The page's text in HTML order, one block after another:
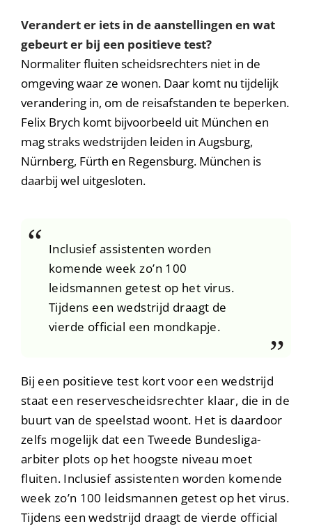
Verandert er iets in de aanstellingen en wat
gebeurt er bij een positieve test?
Normaliter fluiten scheidsrechters niet in de
omgeving waar ze wonen. Daar komt nu tijdelijk
verandering in, om de reisafstanden te beperken.
Felix Brych komt bijvoorbeeld uit München en
mag straks wedstrijden leiden in Augsburg,
Nürnberg, Fürth en Regensburg. München is
daarbij wel uitgesloten.
Inclusief assistenten worden
komende week zo’n 100
leidsmannen getest op het virus.
Tijdens een wedstrijd draagt de
vierde official een mondkapje.
Bij een positieve test kort voor een wedstrijd
staat een reservescheidsrechter klaar, die in de
buurt van de speelstad woont. Het is daardoor
zelfs mogelijk dat een Tweede Bundesliga-
arbiter plots op het hoogste niveau moet
fluiten. Inclusief assistenten worden komende
week zo’n 100 leidsmannen getest op het virus.
Tijdens een wedstrijd draagt de vierde official